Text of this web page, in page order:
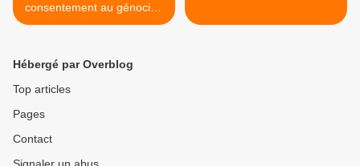
consentement au génocide
à Gaza
Hébergé par Overblog
Top articles
Pages
Contact